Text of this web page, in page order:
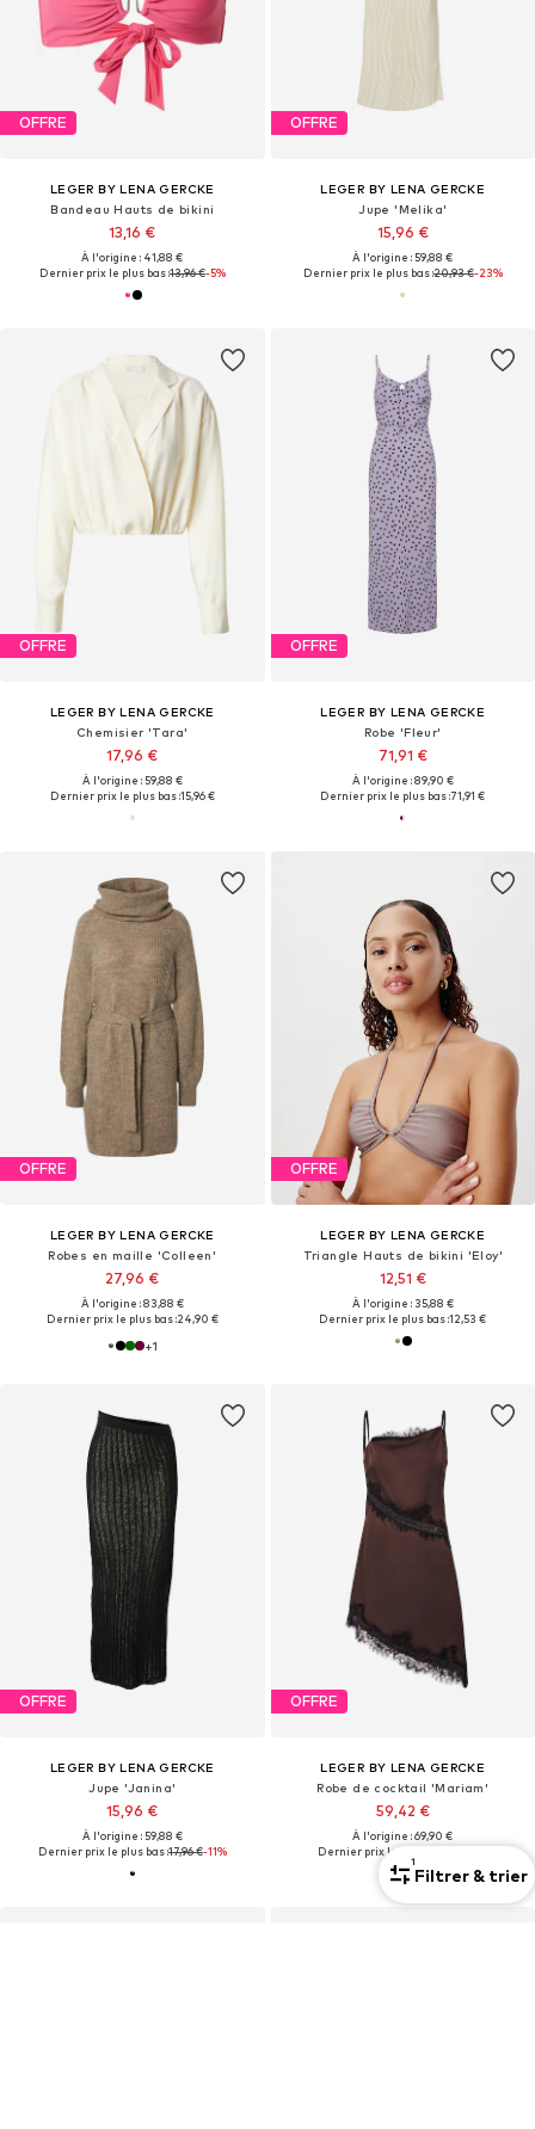
OFFRE
LEGER BY LENA GERCKE
Bandeau Hauts de bikini
13,16 €
À l'origine : 41,88 €
Dernier prix le plus bas :13,96 €-5%
OFFRE
LEGER BY LENA GERCKE
Jupe 'Melika'
15,96 €
À l'origine : 59,88 €
Dernier prix le plus bas :20,93 €-23%
OFFRE
LEGER BY LENA GERCKE
Chemisier 'Tara'
17,96 €
À l'origine : 59,88 €
Dernier prix le plus bas :15,96 €
OFFRE
LEGER BY LENA GERCKE
Robe 'Fleur'
71,91 €
À l'origine : 89,90 €
Dernier prix le plus bas :71,91 €
OFFRE
LEGER BY LENA GERCKE
Robes en maille 'Colleen'
27,96 €
À l'origine : 83,88 €
Dernier prix le plus bas :24,90 €
+1
OFFRE
LEGER BY LENA GERCKE
Triangle Hauts de bikini 'Eloy'
12,51 €
À l'origine : 35,88 €
Dernier prix le plus bas :12,53 €
OFFRE
LEGER BY LENA GERCKE
Jupe 'Janina'
15,96 €
À l'origine : 59,88 €
Dernier prix le plus bas :17,96 €-11%
OFFRE
LEGER BY LENA GERCKE
Robe de cocktail 'Mariam'
59,42 €
À l'origine : 69,90 €
Dernier prix le plus bas :
1
Filtrer & trier